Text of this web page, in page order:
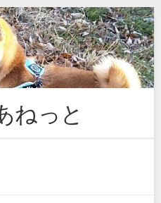
ねっと